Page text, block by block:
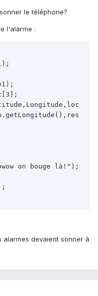
le téléphone?
l'alarme :
on bouge là!");
devaient sonner à